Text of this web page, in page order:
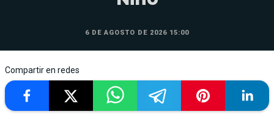
6 DE AGOSTO DE 2026 15:00
Compartir en redes